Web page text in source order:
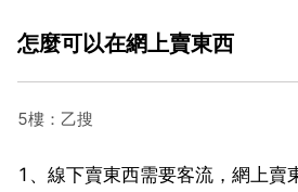
怎麼可以在網上賣東西
5樓：乙搜
1、線下賣東西需要客流，網上賣